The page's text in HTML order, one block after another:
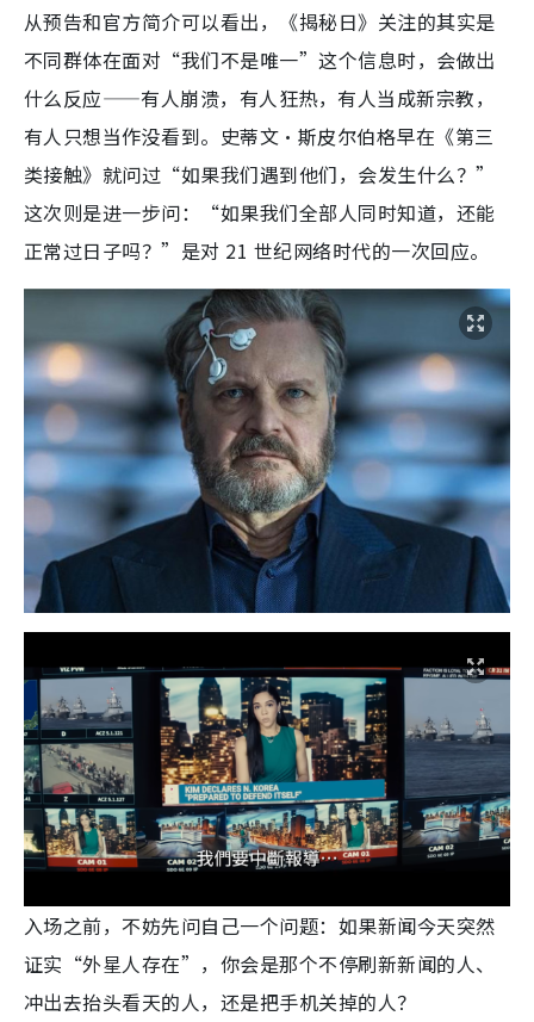
从预告和官方简介可以看出，《揭秘日》关注的其实是
不同群体在面对“我们不是唯一”这个信息时，会做出
什么反应——有人崩溃，有人狂热，有人当成新宗教，
有人只想当作没看到。史蒂文·斯皮尔伯格早在《第三
类接触》就问过“如果我们遇到他们，会发生什么？”
这次则是进一步问：“如果我们全部人同时知道，还能
正常过日子吗？”是对 21 世纪网络时代的一次回应。
入场之前，不妨先问自己一个问题：如果新闻今天突然
证实“外星人存在”，你会是那个不停刷新新闻的人、
冲出去抬头看天的人，还是把手机关掉的人？